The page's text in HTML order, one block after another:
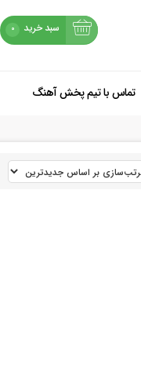
سبد خرید 0
شروع خرید
تماس با تیم پخش آهنگ